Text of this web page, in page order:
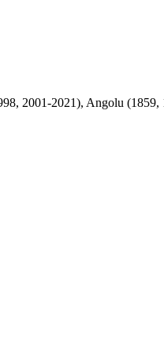
2001-2021), Angolu